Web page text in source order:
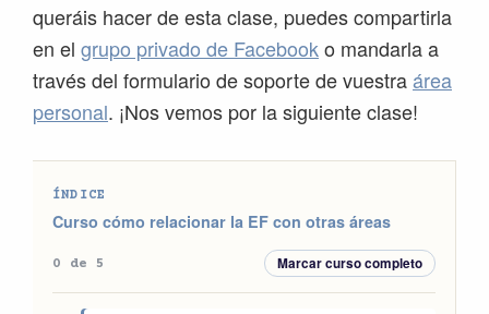
queráis hacer de esta clase, puedes compartirla
en el grupo privado de Facebooko mandarla a
través del formulario de soporte de vuestraárea
personal. ¡Nos vemos por la siguiente clase!
ÍNDICE
Curso cómo relacionar la EF con otras áreas
0 de 5 Marcar curso completo